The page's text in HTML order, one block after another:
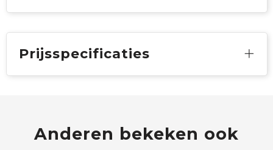
Prijsspecificaties
Anderen bekeken ook